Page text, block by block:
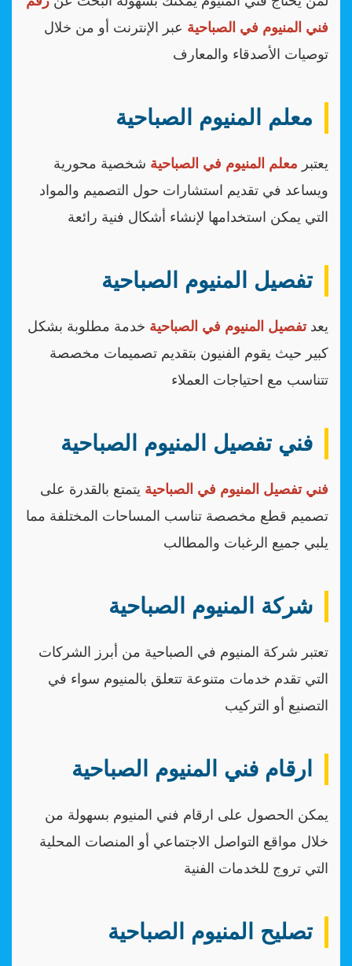
فني المنيوم في الصباحية عبر الإنترنت أو من خلال
توصيات الأصدقاء والمعارف
معلم المنيوم الصباحية
يعتبر معلم المنيوم في الصباحية شخصية محورية
ويساعد في تقديم استشارات حول التصميم والمواد
التي يمكن استخدامها لإنشاء أشكال فنية رائعة
تفصيل المنيوم الصباحية
يعدتفصيل المنيوم في الصباحية خدمة مطلوبة بشكل
كبير حيث يقوم الفنيون بتقديم تصميمات مخصصة
تتناسب مع احتياجات العملاء
فني تفصيل المنيوم الصباحية
فني تفصيل المنيوم في الصباحية يتمتع بالقدرة على
تصميم قطع مخصصة تناسب المساحات المختلفة مما
يلبي جميع الرغبات والمطالب
شركة المنيوم الصباحية
تعتبر شركة المنيوم في الصباحية من أبرز الشركات
التي تقدم خدمات متنوعة تتعلق بالمنيوم سواء في
التصنيع أو التركيب
ارقام فني المنيوم الصباحية
يمكن الحصول على ارقام فني المنيوم بسهولة من
خلال مواقع التواصل الاجتماعي أو المنصات المحلية
التي تروج للخدمات الفنية
تصليح المنيوم الصباحية